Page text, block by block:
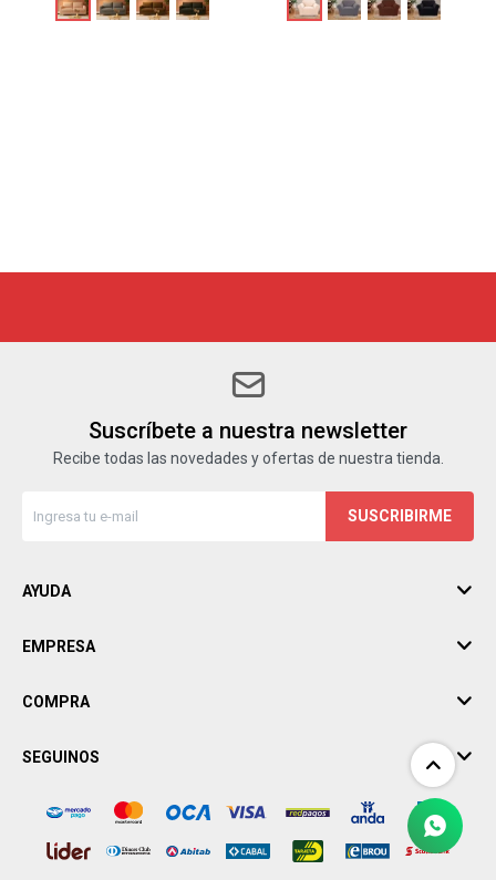
Suscríbete a nuestra newsletter
Recibe todas las novedades y ofertas de nuestra tienda.
SUSCRIBIRME
AYUDA
EMPRESA
COMPRA
SEGUINOS